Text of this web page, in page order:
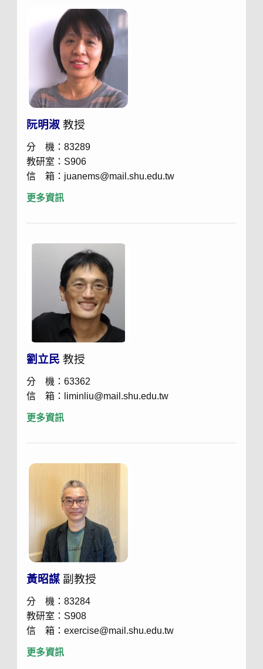
阮明淑 教授
分 機：83289
教研室：S906
信 箱：juanems@mail.shu.edu.tw
更多資訊
劉立民 教授
分 機：63362
信 箱：liminliu@mail.shu.edu.tw
更多資訊
黃昭謀 副教授
分 機：83284
教研室：S908
信 箱：exercise@mail.shu.edu.tw
更多資訊